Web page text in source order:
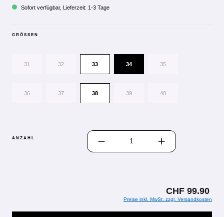
Sofort verfügbar, Lieferzeit: 1-3 Tage
GRÖSSEN
31 32 33 34 35
36 37 38 39 40
ANZAHL
PRODUKT ANZAHL: GIB DEN
CHF 99.90
Preise inkl. MwSt. zzgl. Versandkosten